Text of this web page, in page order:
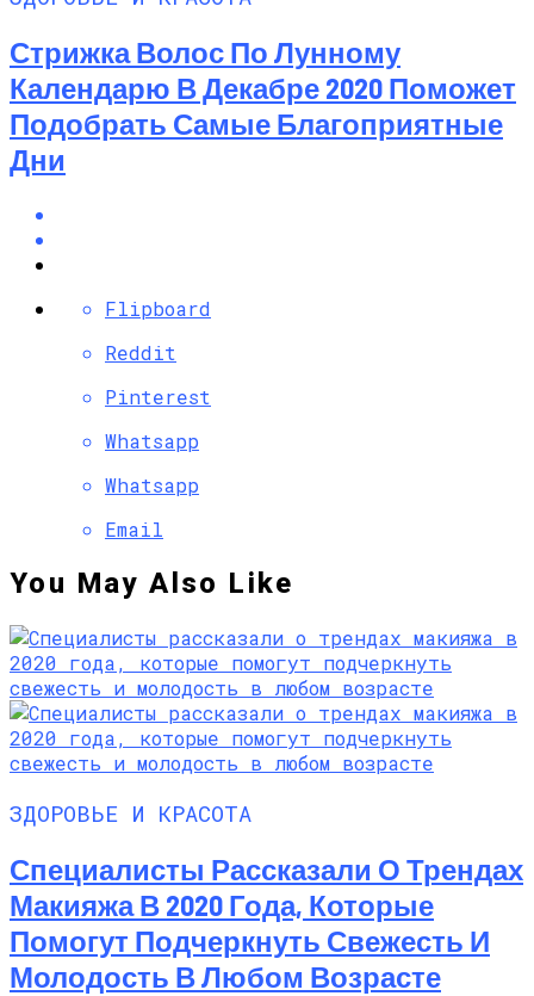
Стрижка Волос По Лунному
Календарю В Декабре 2020 Поможет
Подобрать Самые Благоприятные
Дни
Flipboard
Reddit
Pinterest
Whatsapp
Whatsapp
Email
You May Also Like
ЗДОРОВЬЕ И КРАСОТА
Специалисты Рассказали О Трендах
Макияжа В 2020 Года, Которые
Помогут Подчеркнуть Свежесть И
Молодость В Любом Возрасте